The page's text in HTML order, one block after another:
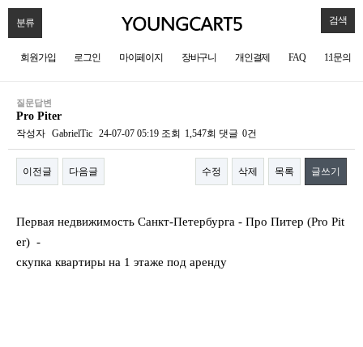
분류 검색
회원가입 로그인 마이페이지 장바구니 개인결제 FAQ 1:1문의
질문답변
Pro Piter
작성자 GabrielTic 24-07-07 05:19 조회 1,547회 댓글 0건
이전글 다음글 수정 삭제 목록 글쓰기
Первая недвижимость Санкт-Петербурга - Про Питер (Pro Pit
er) -
скупка квартиры на 1 этаже под аренду